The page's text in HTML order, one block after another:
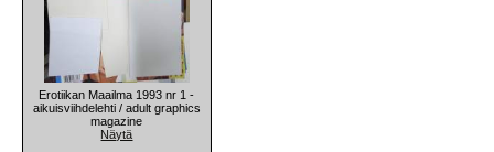
Erotiikan Maailma 1993 nr 1 -
aikuisviihdelehti / adult graphics
magazine
Näytä